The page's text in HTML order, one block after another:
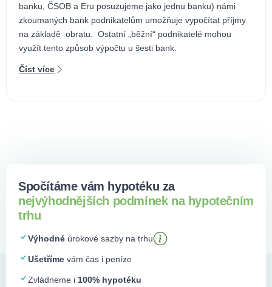
banku, ČSOB a Eru posuzujeme jako jednu banku) námi
zkoumaných bank podnikatelům umožňuje vypočítat příjmy
na základě obratu. Ostatní „běžní“ podnikatelé mohou
využít tento způsob výpočtu u šesti bank.
Číst více
Spočítáme vám hypotéku za
nejvýhodnějších podmínek na hypotečním
trhu
Výhodné úrokové sazby na trhu
Ušetříme vám čas i peníze
Zvládneme i 100% hypotéku